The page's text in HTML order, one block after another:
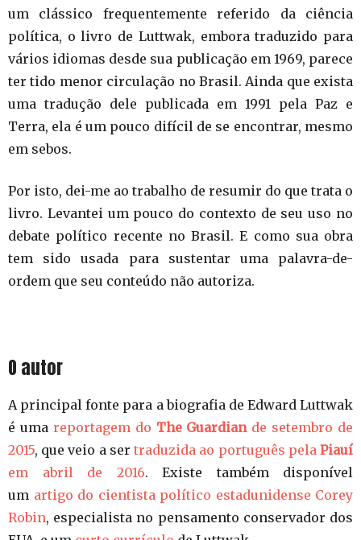
um clássico frequentemente referido da ciência
política, o livro de Luttwak, embora traduzido para
vários idiomas desde sua publicação em 1969, parece
ter tido menor circulação no Brasil. Ainda que exista
uma tradução dele publicada em 1991 pela Paz e
Terra, ela é um pouco difícil de se encontrar, mesmo
em sebos.
Por isto, dei-me ao trabalho de resumir do que trata o
livro. Levantei um pouco do contexto de seu uso no
debate político recente no Brasil. E como sua obra
tem sido usada para sustentar uma palavra-de-
ordem que seu conteúdo não autoriza.
O autor
A principal fonte para a biografia de Edward Luttwak
é uma reportagem do The Guardiande setembro de
2015, que veio a sertraduzida ao português pelaPiauí
em abril de 2016. Existe também disponível
um artigo do cientista político estadunidense Corey
Robin, especialista no pensamento conservador dos